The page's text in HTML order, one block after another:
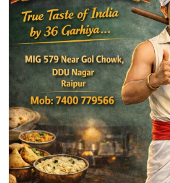
लाइफ स्टाइल
Gallery
Language
English हिंदी